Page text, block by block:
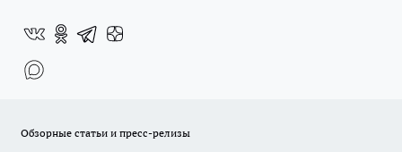
Обзорные статьи и пресс-релизы